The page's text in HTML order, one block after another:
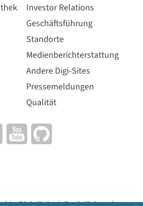
Investor Relations
Geschäftsführung
Standorte
Medienberichterstattung
Andere Digi-Sites
Pressemeldungen
Qualität